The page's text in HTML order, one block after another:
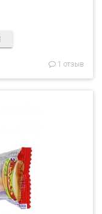
1 отзыв